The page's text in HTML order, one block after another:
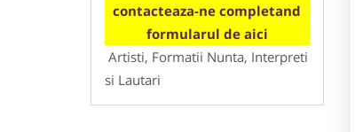
contacteaza-ne completand
formularul de aici
Artisti, Formatii Nunta, Interpreti
si Lautari